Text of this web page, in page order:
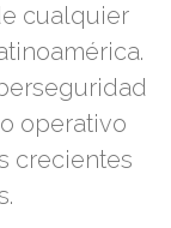
cualquier
operativo
crecientes